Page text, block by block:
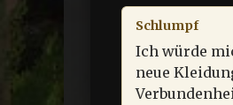
Schlumpf
Ich würde
neue